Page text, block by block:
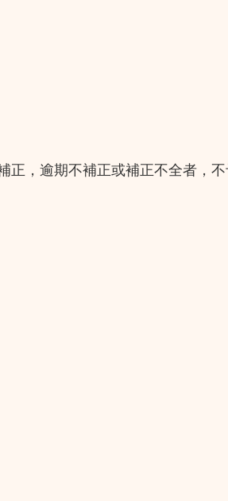
，逾期不補正或補正不全者，不